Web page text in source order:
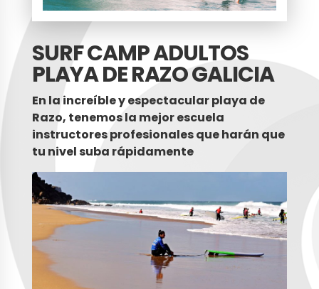
SURF CAMP ADULTOS
PLAYA DE RAZO GALICIA
En la increíble y espectacular playa de
Razo, tenemos la mejor escuela
instructores profesionales que harán que
tu nivel suba rápidamente